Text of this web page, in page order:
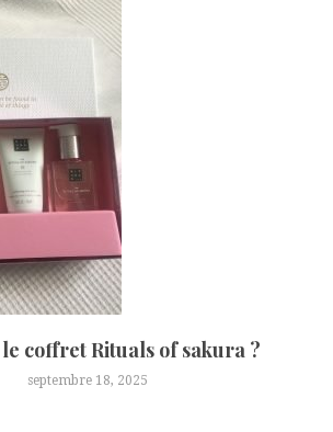
coffret Rituals of sakura ?
septembre 18, 2025